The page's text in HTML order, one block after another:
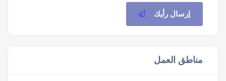
إرسال رأيك
مناطق العمل